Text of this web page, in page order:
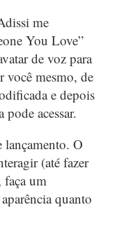
me
You Love”
de voz para
você mesmo, de
e depois
acessar.
O
(até fazer
faça um
quanto